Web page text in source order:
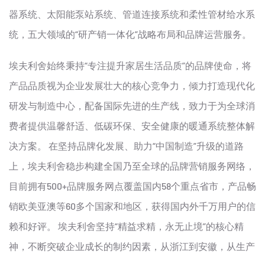
器系统、太阳能泵站系统、管道连接系统和柔性管材给水系
统，五大领域的“研产销一体化”战略布局和品牌运营服务。
埃夫利舍始终秉持“专注提升家居生活品质”的品牌使命，将
产品品质视为企业发展壮大的核心竞争力，倾力打造现代化
研发与制造中心，配备国际先进的生产线，致力于为全球消
费者提供温馨舒适、低碳环保、安全健康的暖通系统整体解
决方案。 在坚持品牌化发展、助力“中国制造”升级的道路
上，埃夫利舍稳步构建全国乃至全球的品牌营销服务网络，
目前拥有500+品牌服务网点覆盖国内58个重点省市，产品畅
销欧美亚澳等60多个国家和地区，获得国内外千万用户的信
赖和好评。 埃夫利舍坚持“精益求精，永无止境”的核心精
神，不断突破企业成长的制约因素，从浙江到安徽，从生产